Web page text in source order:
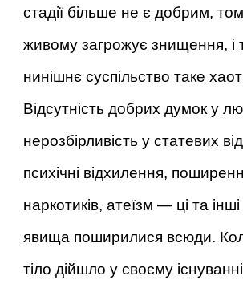
стадії більше не є добрим,
живому загрожує знищення, і
нинішнє суспільство таке
Відсутність добрих думок у
нерозбірливість у статевих
психічні відхилення,
наркотиків, атеїзм — ці та інші
явища поширилися всюди.
тіло дійшло у своєму